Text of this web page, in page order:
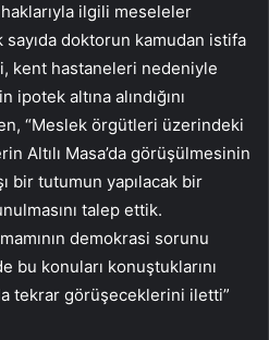
haklarıyla ilgili meseleler
sayıda doktorun kamudan istifa
kent hastaneleri nedeniyle
altına alındığını
“Meslek örgütleri üzerindeki
Altılı Masa’da görüşülmesinin
bir tutumun yapılacak bir
talep ettik.
demokrasi sorunu
bu konuları konuştuklarını
tekrar görüşeceklerini iletti”